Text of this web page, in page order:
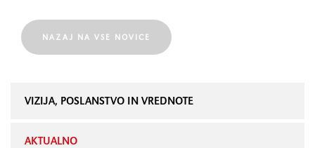
VIZIJA, POSLANSTVO IN VREDNOTE
AKTUALNO
NAZAJ NA VSE NOVICE